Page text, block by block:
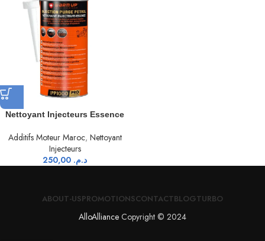
Nettoyant Injecteurs Essence
Additifs Moteur Maroc, Nettoyant
Injecteurs
د.م.
ABOUT-USPROMOTIONSCONTACTBLOGTURBO
AlloAlliance Copyright © 2024